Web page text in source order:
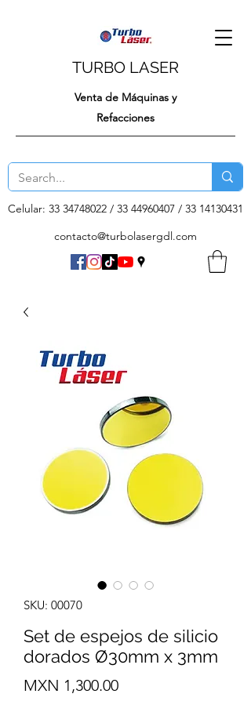
TURBO LASER
Venta de Máquinas y
Refacciones
Celular: 33 34748022 / 33 44960407 / 33 14130431
contacto@turbolasergdl.com
SKU: 00070
Set de espejos de silicio
dorados Ø30mm x 3mm
MXN 1,300.00Precio